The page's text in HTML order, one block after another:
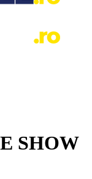
SHOW